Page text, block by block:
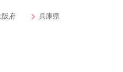
阪府 兵庫県